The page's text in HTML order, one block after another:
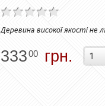
Деревина високої якості не
33300 грн.